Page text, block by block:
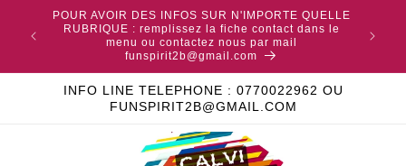
DES
POUR AVOIR DES INFOS SUR N'IMPORTE QUELLE
RUBRIQUE : remplissez la fiche contact dans le
menu ou contactez nous par mail
funspirit2b@gmail.com
INFO LINE TELEPHONE : 0770022962 OU
FUNSPIRIT2B@GMAIL.COM